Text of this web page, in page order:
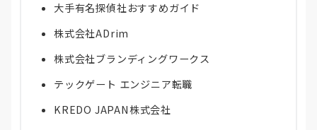
大手有名探偵社おすすめガイド
株式会社ADrim
株式会社ブランディングワークス
テックゲート エンジニア転職
KREDO JAPAN株式会社